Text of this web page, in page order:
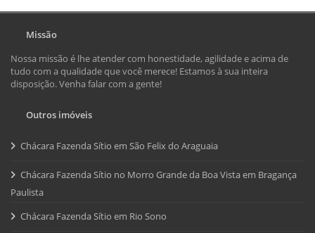
Missão
Nossa missão é lhe atender com honestidade, agilidade e acima de
tudo com a qualidade que você merece! Estamos à sua inteira
disposição. Venha falar com a gente!
Outros imóveis
Chácara Fazenda Sítio em São Felix do Araguaia
Chácara Fazenda Sítio no Morro Grande da Boa Vista em Bragança
Paulista
Chácara Fazenda Sítio em Rio Sono